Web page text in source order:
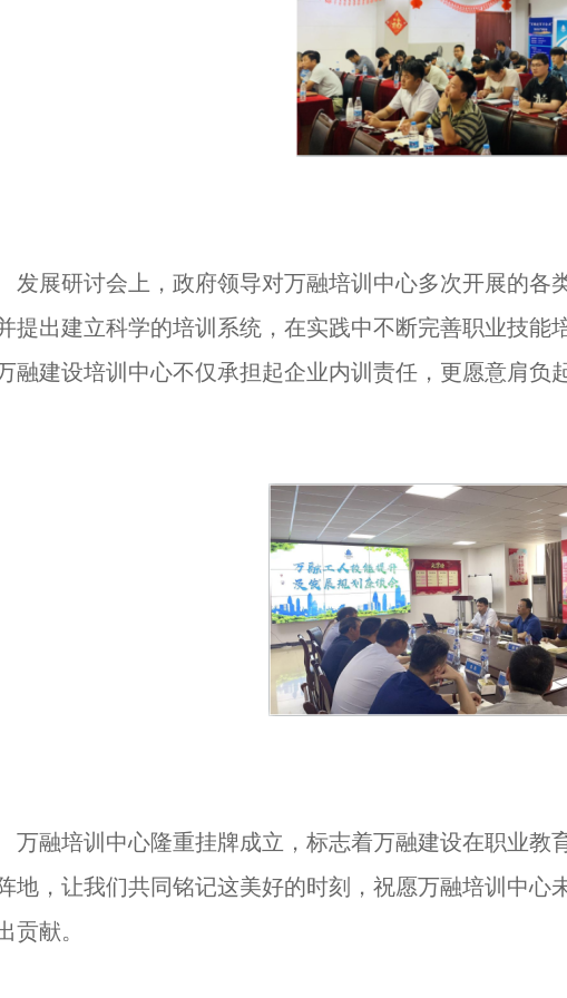
发展研讨会上，政府领导对万融培训中心多次开展的各
提出建立科学的培训系统，在实践中不断完善职业技能
融建设培训中心不仅承担起企业内训责任，更愿意肩负
万融培训中心隆重挂牌成立，标志着万融建设在职业教
地，让我们共同铭记这美好的时刻，祝愿万融培训中心
贡献。